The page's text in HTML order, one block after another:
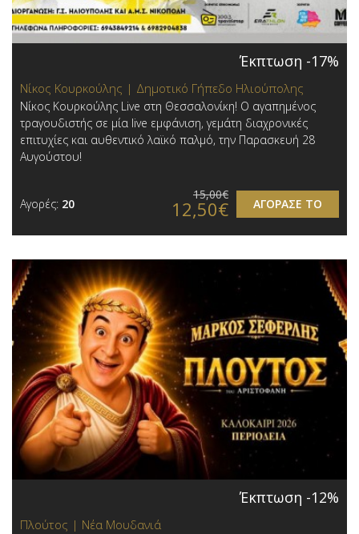
Έκπτωση -17%
Νίκος Κουρκούλης | Δημοτικό Γήπεδο Ηλιούπολης
Νίκος Κουρκούλης Live στη Θεσσαλονίκη! Ο αγαπημένος
τραγουδιστής σε μία live εμφάνιση, γεμάτη διαχρονικές
επιτυχίες και αυθεντικό λαϊκό παλμό, την Παρασκευή 28
Αυγούστου!
Αγορές: 20 ΑΓΟΡΑΣΕ ΤΟ
15,00€
12,50€
Έκπτωση -12%
Πλούτος | Νέα Μουδανιά